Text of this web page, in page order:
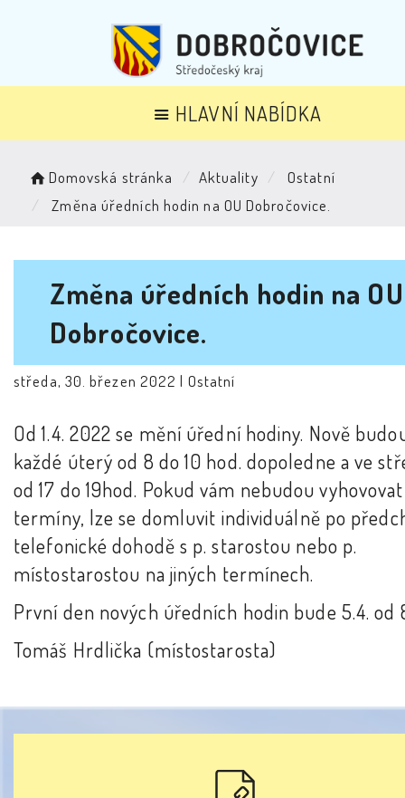
HLAVNÍ NABÍDKA
Domovská stránka Aktuality
Ostatní
Změna úředních hodin na OU Dobročovice.
Změna úředních hodin na OU
Dobročovice.
středa, 30. březen 2022 | Ostatní
Od 1.4. 2022 se mění úřední hodiny. Nově
každé úterý od 8 do 10 hod. dopoledne a ve
od 17 do 19hod. Pokud vám nebudou
termíny, lze se domluvit individuálně po
telefonické dohodě s p. starostou nebo p.
místostarostou na jiných termínech.
První den nových úředních hodin bude 5.4. od
Tomáš Hrdlička (místostarosta)